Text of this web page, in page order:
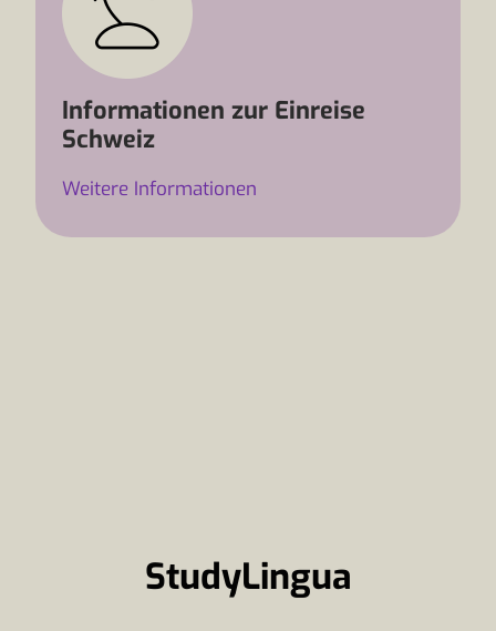
Informationen zur Einreise
Schweiz
Weitere Informationen
StudyLingua